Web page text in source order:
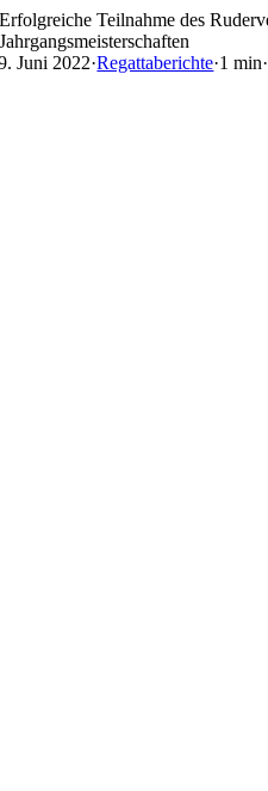
Skip
to
content
Erfolgreiche Teilnahme des
Jahrgangsmeisterschaften
Juni 2022·Regattaberichte·1 min·